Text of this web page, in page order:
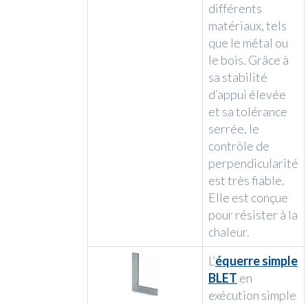
différents
matériaux, tels
que le métal ou
le bois. Grâce à
sa stabilité
d’appui élevée
et sa tolérance
serrée, le
contrôle de
perpendicularité
est très fiable.
Elle est conçue
pour résister à la
chaleur.
L’équerre simple
BLET en
exécution simple